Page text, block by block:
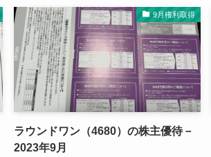
9月権利取得
ラウンドワン（4680）の株主優待－
2023年9月